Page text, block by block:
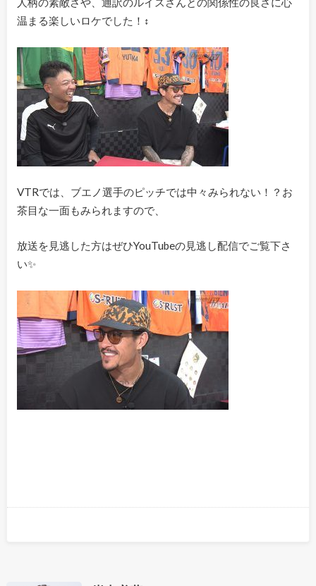
温まる楽しいロケでした！‍↕️
VTRでは、ブエノ選手のピッチでは中々みられない！？お
茶目な一面もみられますので、
放送を見逃した方はぜひYouTubeの見逃し配信でご覧下さ
い✨️